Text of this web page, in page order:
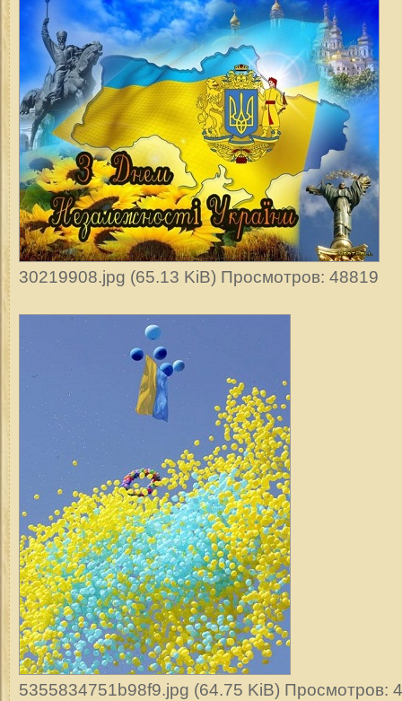
30219908.jpg (65.13 KiB) Просмотров: 48819
5355834751b98f9.jpg (64.75 KiB) Просмотров: